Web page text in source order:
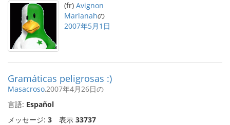
(fr) Avignon
Marlanahの
2007年5月1日
Gramáticas peligrosas :)
Masacroso,2007年4月26日の
言語: Español
メッセージ: 3 表示 33737